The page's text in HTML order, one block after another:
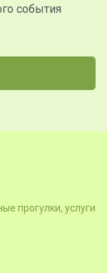
события
прогулки, услуги